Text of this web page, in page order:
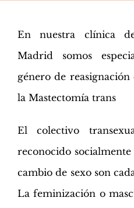
En nuestra clínica
Madrid somos
género de
la Mastectomía trans
El colectivo
reconocido
cambio de sexo son
La feminización o